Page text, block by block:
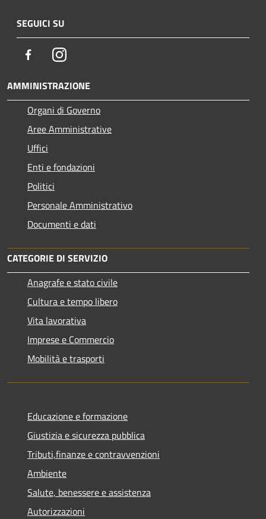
SEGUICI SU
FacebookInstagram
AMMINISTRAZIONE
Organi di Governo
Aree Amministrative
Uffici
Enti e fondazioni
Politici
Personale Amministrativo
Documenti e dati
CATEGORIE DI SERVIZIO
Anagrafe e stato civile
Cultura e tempo libero
Vita lavorativa
Imprese e Commercio
Mobilità e trasporti
Educazione e formazione
Giustizia e sicurezza pubblica
Tributi,finanze e contravvenzioni
Ambiente
Salute, benessere e assistenza
Autorizzazioni